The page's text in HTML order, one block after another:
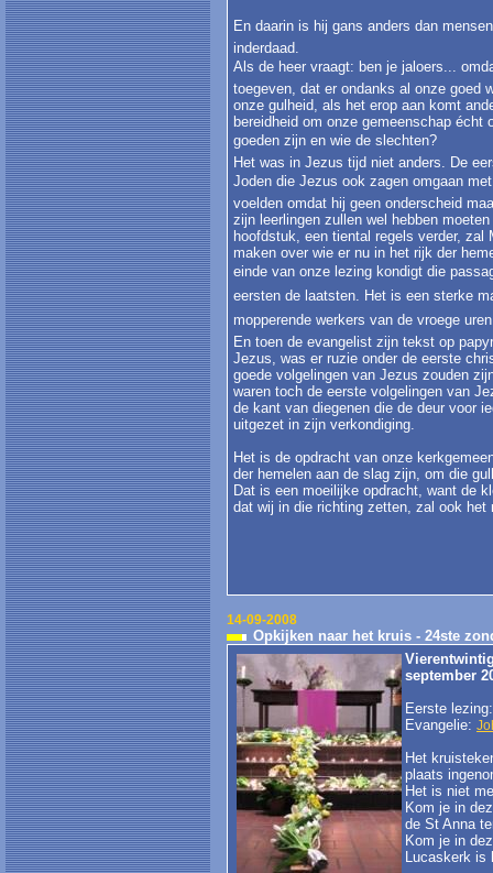
En daarin is hij gans anders dan
inderdaad.
Als de heer vraagt: ben je jaloers...
toegeven, dat er ondanks al onze goed
onze gulheid, als het erop aan komt
bereidheid om onze gemeenschap écht
goeden zijn en wie de slechten?
Het was in Jezus tijd niet anders. De
Joden die Jezus ook zagen omgaan
voelden omdat hij geen onderscheid
zijn leerlingen zullen wel hebben
hoofdstuk, een tiental regels verder,
maken over wie er nu in het rijk der
einde van onze lezing kondigt die
eersten de laatsten. Het is een sterke
mopperende werkers van de vroege
En toen de evangelist zijn tekst op
Jezus, was er ruzie onder de eerste
goede volgelingen van Jezus zouden
waren toch de eerste volgelingen van
de kant van diegenen die de deur voor
uitgezet in zijn verkondiging.
Het is de opdracht van onze
der hemelen aan de slag zijn, om die
Dat is een moeilijke opdracht, want de
dat wij in die richting zetten, zal ook het
14-09-2008
Opkijken naar het kruis - 24ste
september
Eerste
Evangelie:
Het
plaats
Het is niet
Kom je in
de St Anna
Kom je in
Lucaskerk is